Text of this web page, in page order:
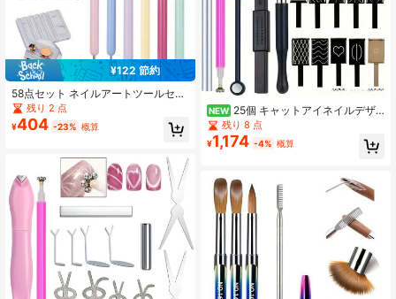
¥122 節約
58点セット ネイルアートツールセッ
ト、ペイントブラシ、スポンジブレ
ンディングツール、多区画カラーパ
レットを含む、グラデーションシェ
ザイン用のオールインワン用品
残り 2 点
¥404 -23% 概算
NEW 25個 キャットアイネイルデザ
インツールセット、異なるパターン
プレート、多機能ダブルエンドデザ
インワンド、ロングストリップステ
イネイル表面効果を作成するための
フルマニキュアアクセサリーキット
残り 8 点
¥1,174 -4% 概算